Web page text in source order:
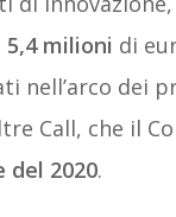
5,4 milioni di
dei
Call, che il
2020.